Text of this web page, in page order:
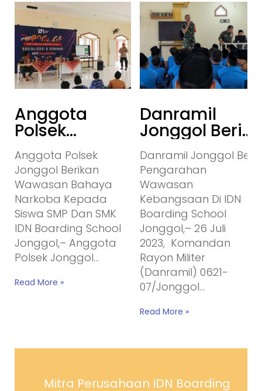
Anggota
Polsek
Jonggol
Berikan
Wawasan
Bahaya
Narkoba
Kepada
Siswa SMP
Dan SMK IDN
Boarding
Anggota Polsek
Jonggol Berikan
Wawasan Bahaya
Narkoba Kepada
Siswa SMP Dan SMK
IDN Boarding School
Jonggol,– Anggota
Polsek Jonggol...
Read More »
Danramil
Jonggol Beri
Pengarahan
Wawasan
Kebangsaan
Di IDN
Boarding
School
Danramil Jonggol Beri
Pengarahan
Wawasan
Kebangsaan Di IDN
Boarding School
Jonggol,– 26 Juli
2023, Komandan
Rayon Militer
(Danramil) 0621-
07/Jonggol...
Read More »
Mitra Perusahaan IDN Boarding